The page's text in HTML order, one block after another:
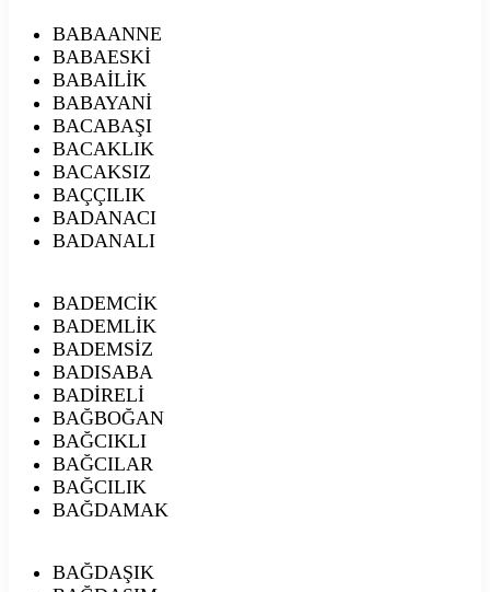
BABAANNE
BABAESKİ
BABAİLİK
BABAYANİ
BACABAŞI
BACAKLIK
BACAKSIZ
BAÇÇILIK
BADANACI
BADANALI
BADEMCİK
BADEMLİK
BADEMSİZ
BADISABA
BADİRELİ
BAĞBOĞAN
BAĞCIKLI
BAĞCILAR
BAĞCILIK
BAĞDAMAK
BAĞDAŞIK